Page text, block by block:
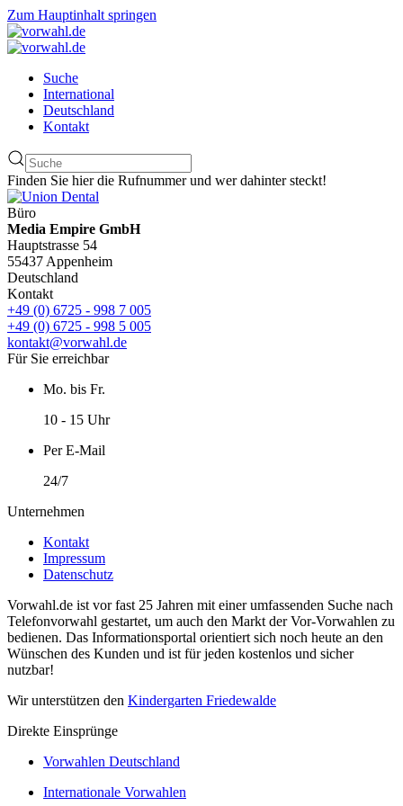
Zum Hauptinhalt springen
Suche
International
Deutschland
Kontakt
Finden Sie hier die Rufnummer und wer dahinter steckt!
Büro
Media Empire GmbH
Hauptstrasse 54
55437 Appenheim
Deutschland
Kontakt
+49 (0) 6725 - 998 7 005
+49 (0) 6725 - 998 5 005
kontakt@vorwahl.de
Für Sie erreichbar
Mo. bis Fr.
10 - 15 Uhr
Per E-Mail
24/7
Unternehmen
Kontakt
Impressum
Datenschutz
Vorwahl.de ist vor fast 25 Jahren mit einer umfassenden Suche nach
Telefonvorwahl gestartet, um auch den Markt der Vor-Vorwahlen zu
bedienen. Das Informationsportal orientiert sich noch heute an den
Wünschen des Kunden und ist für jeden kostenlos und sicher
nutzbar!
Wir unterstützen den Kindergarten Friedewalde
Direkte Einsprünge
Vorwahlen Deutschland
Internationale Vorwahlen